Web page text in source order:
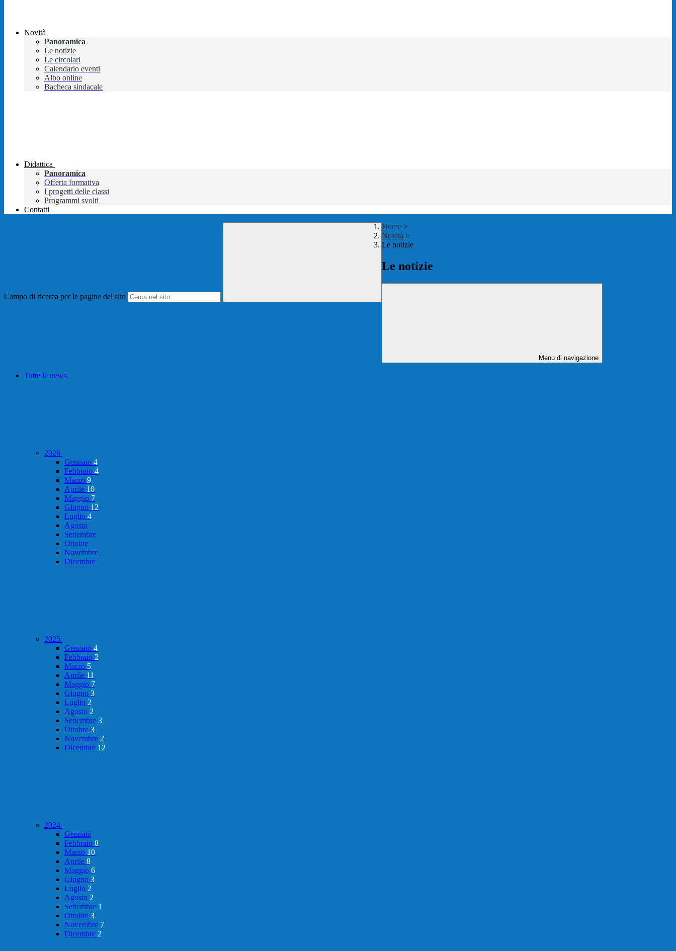
Novità
Panoramica
Le notizie
Le circolari
Calendario eventi
Albo online
Bacheca sindacale
Didattica
Panoramica
Offerta formativa
I progetti delle classi
Programmi svolti
Contatti
Campo di ricerca per le pagine del sito
Home >
Novità >
Le notizie
Le notizie
Menu di navigazione
Tutte le news
2026
Gennaio 4
Febbraio 4
Marzo 9
Aprile 10
Maggio 7
Giugno 12
Luglio 4
Agosto
Settembre
Ottobre
Novembre
Dicembre
2025
Gennaio 4
Febbraio 2
Marzo 5
Aprile 11
Maggio 7
Giugno 3
Luglio 2
Agosto 2
Settembre 3
Ottobre 3
Novembre 2
Dicembre 12
2024
Gennaio
Febbraio 8
Marzo 10
Aprile 8
Maggio 6
Giugno 3
Luglio 2
Agosto 2
Settembre 1
Ottobre 3
Novembre 7
Dicembre 2